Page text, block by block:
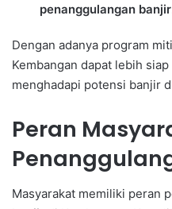
penanggulangan banjir
Dengan adanya program
Kembangan dapat lebih
menghadapi potensi banjir
Peran
Masyarakat memiliki peran